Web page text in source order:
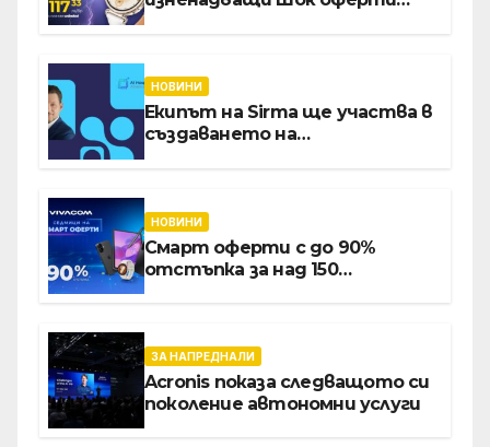
НОВИНИ
Екипът на Sirma ще участва в
създаването на
хотелиерството
НОВИНИ
Смарт оферти с до 90%
отстъпка за над 150
ЗА НАПРЕДНАЛИ
Acronis показа следващото си
поколение автономни услуги